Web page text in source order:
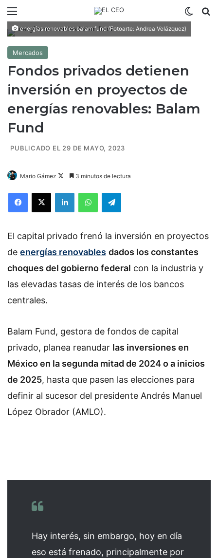
energías renovables balam fund (Fotoarte: Andrea Velázquez)
Mercados
Fondos privados detienen
inversión en proyectos de
energías renovables: Balam
Fund
PUBLICADO EL 29 DE MAYO, 2023
Mario Gámez
l
l
w
n
X
3 minutos de lectura
El capital privado frenó la inversión en proyectos
de energías renovables dados los constantes
choques del gobierno federal con la industria y
las elevadas tasas de interés de los bancos
centrales.
Balam Fund, gestora de fondos de capital
privado, planea reanudar las inversiones en
México en la segunda mitad de 2024 o a inicios
de 2025, hasta que pasen las elecciones para
definir al sucesor del presidente Andrés Manuel
López Obrador (AMLO).
Hay interés, sin embargo, hoy en día
eso está frenado, principalmente por